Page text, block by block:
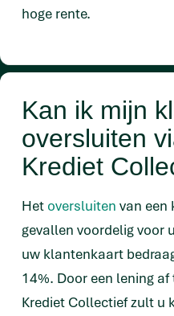
hoge rente.
Kan ik mijn
oversluiten
Krediet
Het oversluiten van een
gevallen voordelig voor
uw klantenkaart
14%. Door een lening
Krediet Collectief zult u